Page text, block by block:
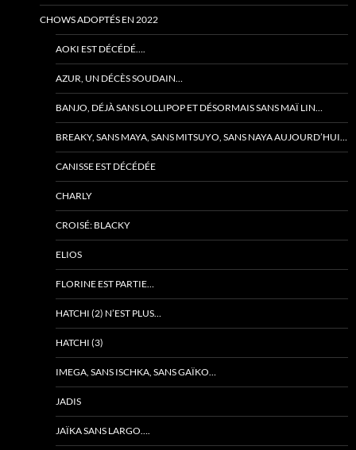
CHOWS ADOPTÉS EN 2022
AOKI EST DÉCÉDÉ….
AZUR, UN DÉCÈS SOUDAIN…
BANJO, DÉJÀ SANS LOLLIPOP ET DÉSORMAIS SANS MAÏ LIN…
BREAKY, SANS MAYA, SANS MITSUYO, SANS NAYA AUJOURD’HUI…
CANISSE EST DÉCÉDÉE
CHARLY
CROISÉ: BLACKY
ELIOS
FLORINE EST PARTIE…
HATCHI (2) N’EST PLUS…
HATCHI (3)
IMEGA, SANS ISCHKA, SANS GAÏKO…
JADIS
JAÏKA SANS LARGO….